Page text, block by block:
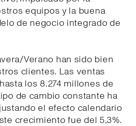
equipos y la buena
de negocio integrado de
Verano han sido bien
clientes. Las ventas
los 8.274 millones de
de cambio constante ha
el efecto calendario
crecimiento fue del 5,3%.